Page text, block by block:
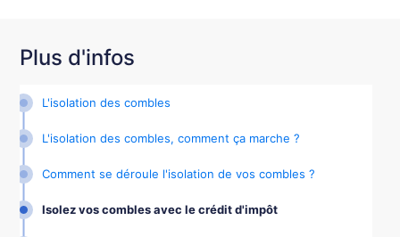
Plus d'infos
L'isolation des combles
L'isolation des combles, comment ça marche ?
Comment se déroule l'isolation de vos combles ?
Isolez vos combles avec le crédit d'impôt